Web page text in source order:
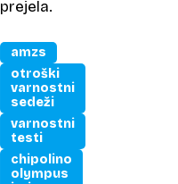
prejela.
amzs
otroški
varnostni
sedeži
varnostni
testi
chipolino
olympus